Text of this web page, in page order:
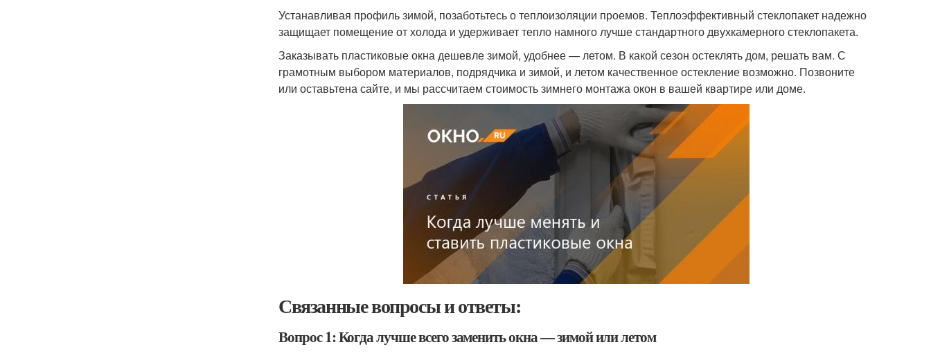
Устанавливая профиль зимой, позаботьтесь о теплоизоляции проемов. Теплоэффективный стеклопакет надежно
защищает помещение от холода и удерживает тепло намного лучше стандартного двухкамерного стеклопакета.
Заказывать пластиковые окна дешевле зимой, удобнее — летом. В какой сезон остеклять дом, решать вам. С
грамотным выбором материалов, подрядчика и зимой, и летом качественное остекление возможно. Позвоните
или оставьтена сайте, и мы рассчитаем стоимость зимнего монтажа окон в вашей квартире или доме.
Связанные вопросы и ответы:
Вопрос 1: Когда лучше всего заменить окна — зимой или летом